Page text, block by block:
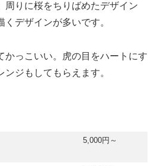
周りに桜をちりばめたデザイン
デザインが多いです。
かっこいい。虎の目をハートにす
ジもしてもらえます。
5,000円～